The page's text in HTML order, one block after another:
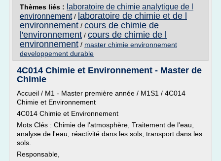
Thèmes liés : laboratoire de chimie analytique de l
environnement/ laboratoire de chimie et de l
environnement / cours de chimie de
l'environnement / cours de chimie de l
environnement / master chimie environnement
developpement durable
4C014 Chimie et Environnement - Master de
Chimie
Accueil / M1 - Master première année / M1S1 / 4C014
Chimie et Environnement
4C014 Chimie et Environnement
Mots Clés : Chimie de l'atmosphère, Traitement de l'eau,
analyse de l'eau, réactivité dans les sols, transport dans les
sols.
Responsable,